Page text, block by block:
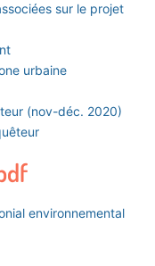
sur le projet
urbaine
(nov-déc. 2020)
environnemental